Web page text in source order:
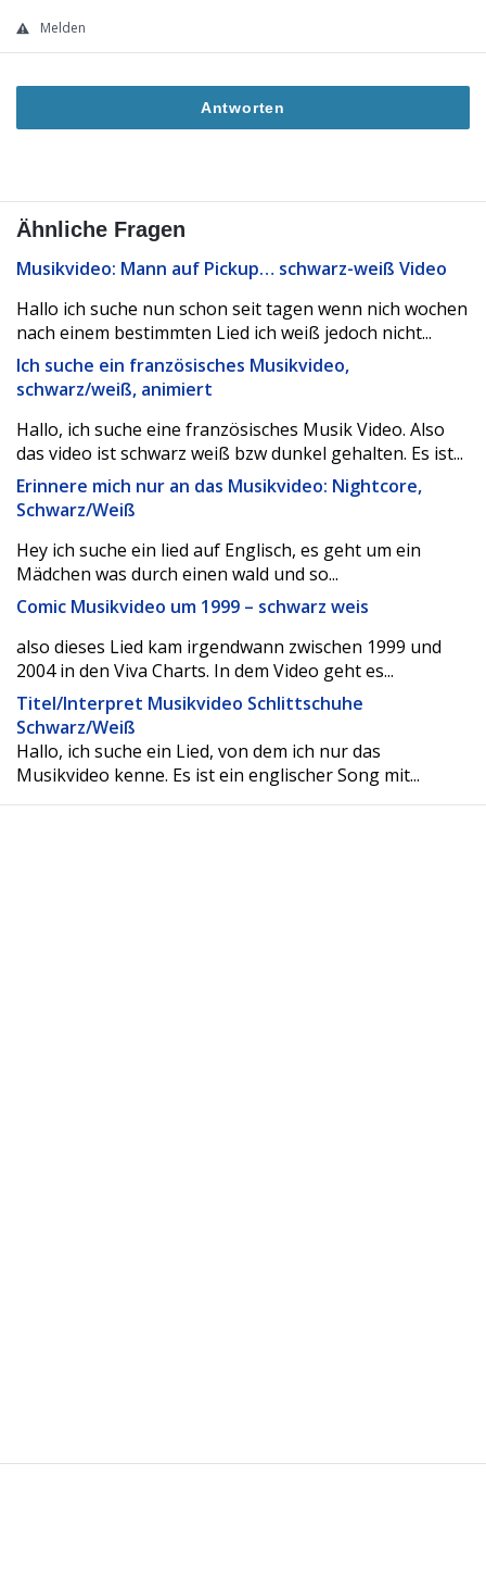
Melden
Antworten
Ähnliche Fragen
Musikvideo: Mann auf Pickup… schwarz-weiß Video
Hallo ich suche nun schon seit tagen wenn nich wochen
nach einem bestimmten Lied ich weiß jedoch nicht...
Ich suche ein französisches Musikvideo,
schwarz/weiß, animiert
Hallo, ich suche eine französisches Musik Video. Also
das video ist schwarz weiß bzw dunkel gehalten. Es ist...
Erinnere mich nur an das Musikvideo: Nightcore,
Schwarz/Weiß
Hey ich suche ein lied auf Englisch, es geht um ein
Mädchen was durch einen wald und so...
Comic Musikvideo um 1999 – schwarz weis
also dieses Lied kam irgendwann zwischen 1999 und
2004 in den Viva Charts. In dem Video geht es...
Titel/Interpret Musikvideo Schlittschuhe
Schwarz/Weiß
Hallo, ich suche ein Lied, von dem ich nur das
Musikvideo kenne. Es ist ein englischer Song mit...